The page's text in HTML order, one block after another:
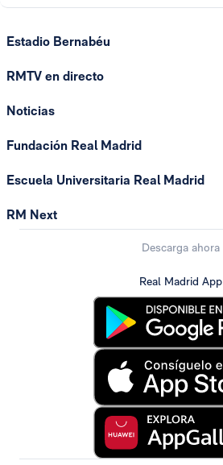
Estadio Bernabéu
RMTV en directo
Noticias
Fundación Real Madrid
Escuela Universitaria Real Madrid
RM Next
Descarga ahora
Real Madrid App